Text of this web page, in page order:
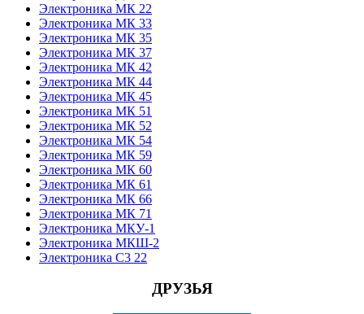
Электроника МК 22
Электроника МК 33
Электроника МК 35
Электроника МК 37
Электроника МК 42
Электроника МК 44
Электроника МК 45
Электроника МК 51
Электроника МК 52
Электроника МК 54
Электроника МК 59
Электроника МК 60
Электроника МК 61
Электроника МК 66
Электроника МК 71
Электроника МКУ-1
Электроника МКШ-2
Электроника С3 22
ДРУЗЬЯ